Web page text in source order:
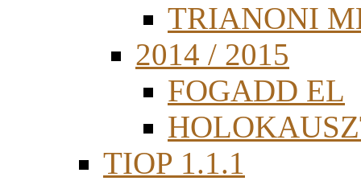
TRIANONI
2014 / 2015
FOGADD EL
TIOP 1.1.1